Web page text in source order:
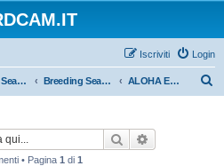
Login
Iscriviti
Breeding Seasons 2011 Breeding Season 2011 ALOHA E FALCAO
Cerca
• Pagina 1 di 1